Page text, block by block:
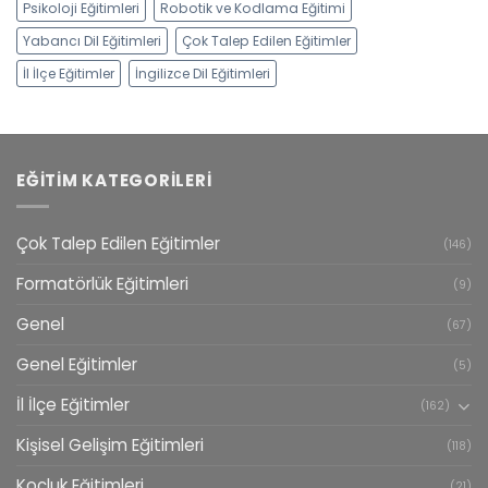
Psikoloji Eğitimleri
Robotik ve Kodlama Eğitimi
Yabancı Dil Eğitimleri
Çok Talep Edilen Eğitimler
İl İlçe Eğitimler
İngilizce Dil Eğitimleri
EĞITIM KATEGORILERI
Çok Talep Edilen Eğitimler (146)
Formatörlük Eğitimleri (9)
Genel (67)
Genel Eğitimler (5)
İl İlçe Eğitimler (162)
Kişisel Gelişim Eğitimleri (118)